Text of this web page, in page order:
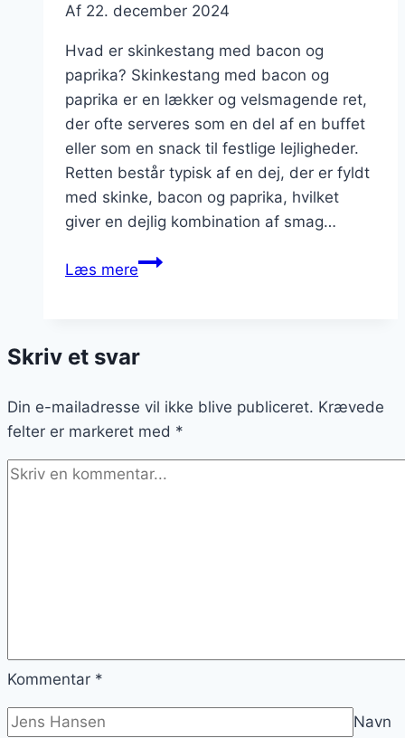
Af 22. december 2024
Hvad er skinkestang med bacon og
paprika? Skinkestang med bacon og
paprika er en lækker og velsmagende ret,
der ofte serveres som en del af en buffet
eller som en snack til festlige lejligheder.
Retten består typisk af en dej, der er fyldt
med skinke, bacon og paprika, hvilket
giver en dejlig kombination af smag…
Læs mereSkinkestang
paprika
Skriv et svar
Din e-mailadresse vil ikke blive publiceret. Krævede
felter er markeret med *
Kommentar *
Navn